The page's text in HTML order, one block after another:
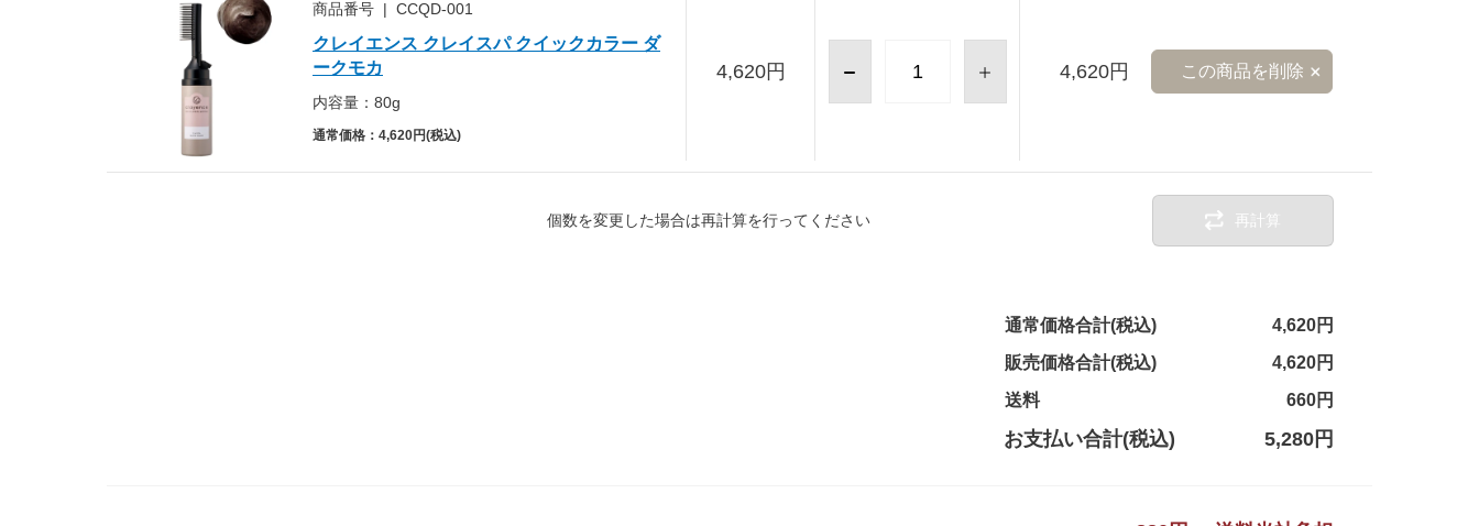
商品番号 | CCQD-001
クレイエンス クレイスパ クイックカラー ダ
ークモカ
内容量：80g
通常価格：4,620円(税込)
4,620円 4,620円 この商品を削除
個数を変更した場合は再計算を行ってください 再計算
通常価格合計(税込)
4,620円
販売価格合計(税込)
4,620円
送料
660円
お支払い合計(税込) 5,280円